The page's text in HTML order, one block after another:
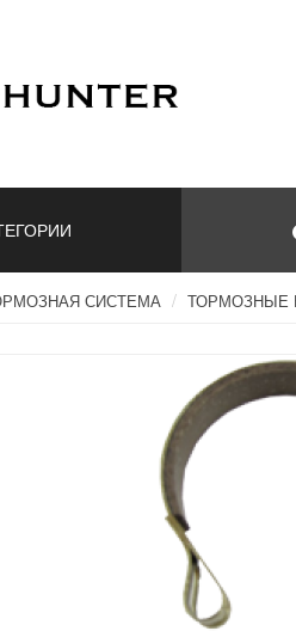
СИСТЕМА ТОРМОЗНЫЕ